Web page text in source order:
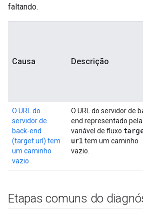
faltando.
Causa Descrição
O URL do
servidor de
back-end
(target.url) tem
um caminho
vazio
O URL do servidor de
end representado pela
variável de fluxo
url tem um caminho
vazio.
Etapas comuns do